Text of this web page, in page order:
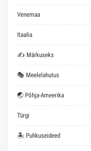
Venemaa
Itaalia
✍ Märkuseks
🎭 Meelelahutus
🌏 Põhja-Ameerika
Türgi
🏝 Puhkuseideed